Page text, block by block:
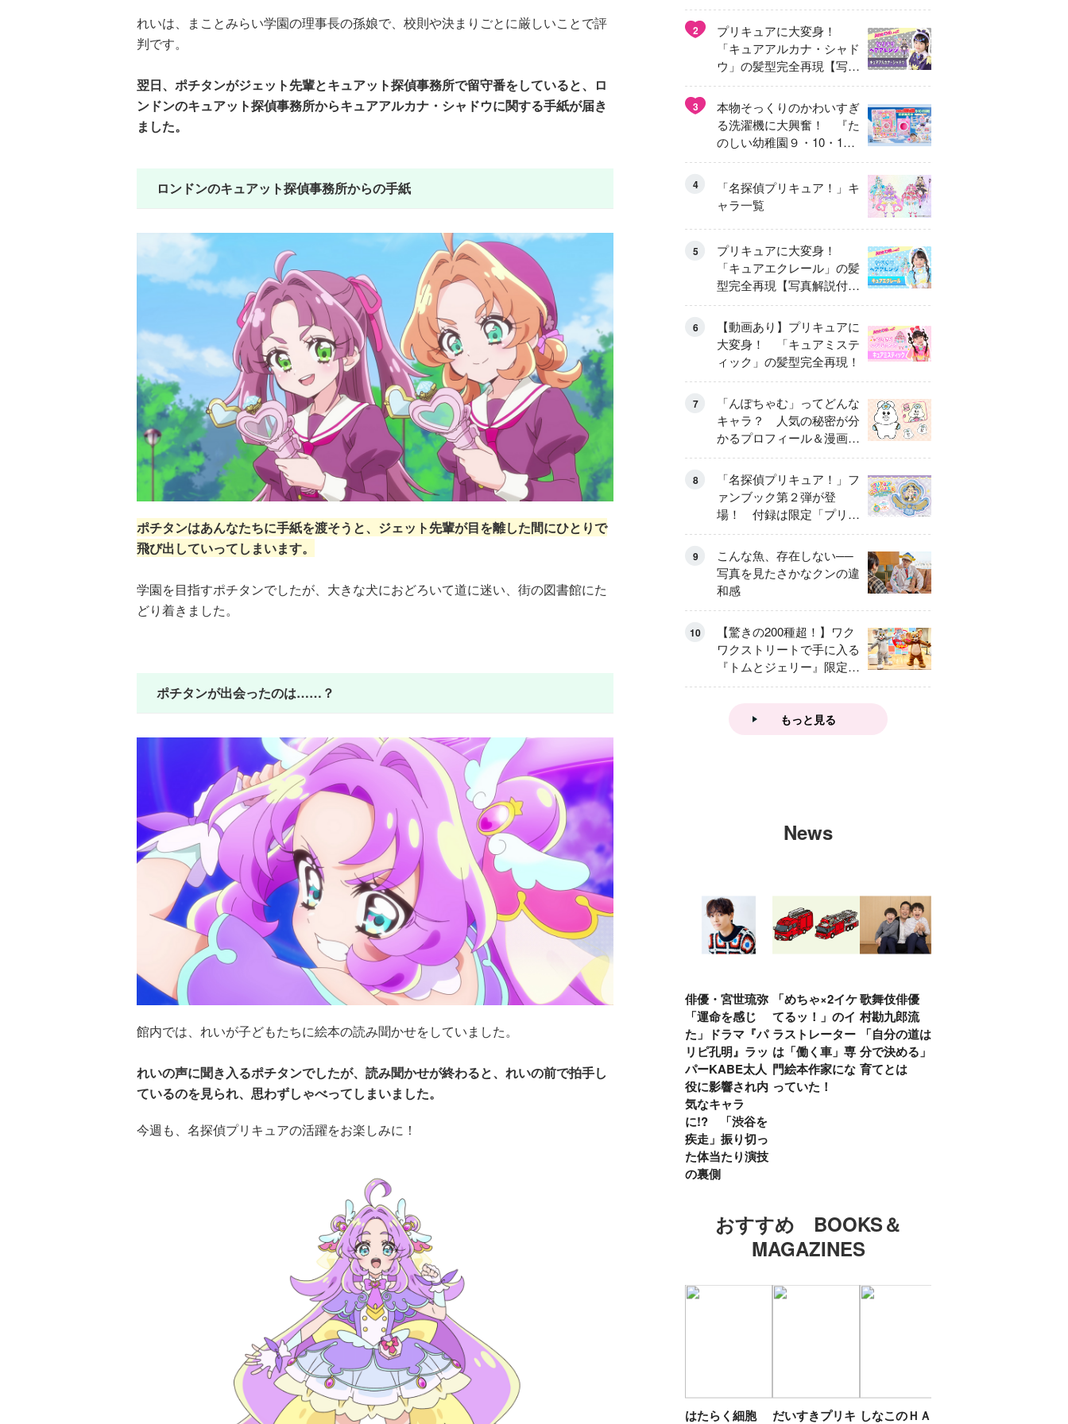
れいは、まことみらい学園の理事長の孫娘で、校則や決まりごとに厳しいことで評
判です。
翌日、ポチタンがジェット先輩とキュアット探偵事務所で留守番をしていると、ロ
ンドンのキュアット探偵事務所からキュアアルカナ・シャドウに関する手紙が届き
ました。
ロンドンのキュアット探偵事務所からの手紙
ポチタンはあんなたちに手紙を渡そうと、ジェット先輩が目を離した間にひとりで
飛び出していってしまいます。
学園を目指すポチタンでしたが、大きな犬におどろいて道に迷い、街の図書館にた
どり着きました。
ポチタンが出会ったのは……？
館内では、れいが子どもたちに絵本の読み聞かせをしていました。
れいの声に聞き入るポチタンでしたが、読み聞かせが終わると、れいの前で拍手し
ているのを見られ、思わずしゃべってしまいました。
今週も、名探偵プリキュアの活躍をお楽しみに！
異変
2
プリキュアに大変身！
「キュアアルカナ・シャド
ウ」の髪型完全再現【写真
解説付き】
3
本物そっくりのかわいすぎ
る洗濯機に大興奮！ 『た
のしい幼稚園９・10・11
月号』だけのオリジナル付
せんたくき」
4
「名探偵プリキュア！」キ
ャラ一覧
5
プリキュアに大変身！
「キュアエクレール」の髪
型完全再現【写真解説付
き】
6
【動画あり】プリキュアに
大変身！ 「キュアミステ
ィック」の髪型完全再現！
7
「んぽちゃむ」ってどんな
キャラ？ 人気の秘密が分
かるプロフィール＆漫画ま
とめ
8
「名探偵プリキュア！」フ
ァンブック第２弾が登
場！ 付録は限定「プリキ
ュアマコトジュエル キュ
アアルカナ・シャドウ ア
イスver.」 キュアエクレ
ールを大特集！
9
こんな魚、存在しない──
写真を見たさかなクンの違
和感
10
【驚きの200種超！】ワク
ワクストリートで手に入る
『トムとジェリー』限定グ
ッズ特集
もっと見る
News
俳優・宮世琉弥
「運命を感じ
た」ドラマ『パ
リピ孔明』ラッ
パーKABE太人
役に影響され内
気なキャラ
に!? 「渋谷を
疾走」振り切っ
た体当たり演技
の裏側
「めちゃ×2イケ
てるッ！」のイ
ラストレーター
は「働く車」専
門絵本作家にな
っていた！
歌舞伎俳優 中
村勘九郎流
「自分の道は自
分で決める」子
育てとは
おすすめ BOOKS＆
MAGAZINES
はたらく細胞
だいすきプリキ しなこのＨＡＰ